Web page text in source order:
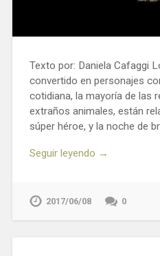
Texto por: Daniela Cafaggi
convertido en personajes
cotidiana, la mayoría de las
extraños animales, están
súper héroe, y la noche de
Seguir leyendo →
2017/06/08 0